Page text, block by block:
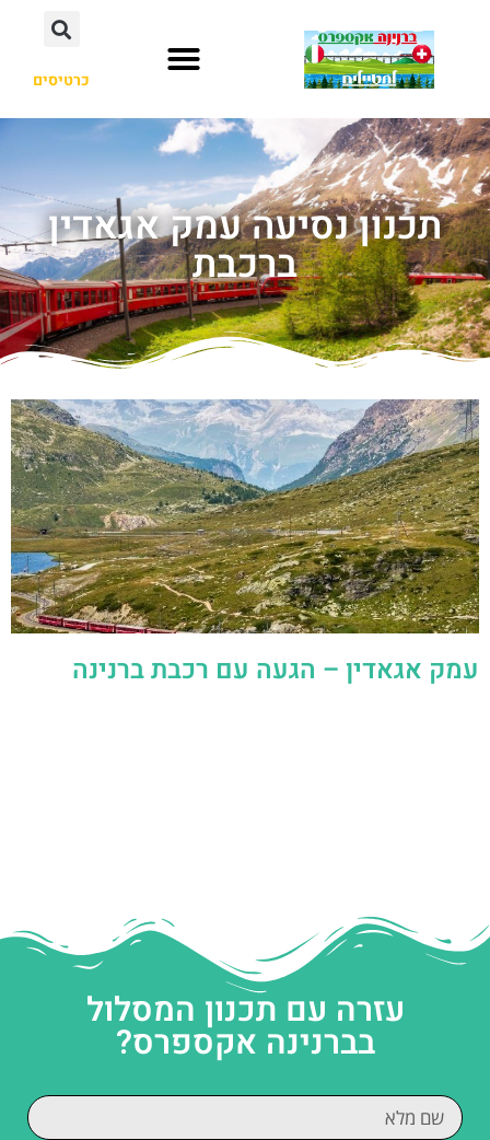
כרטיסים
תכנון נסיעה עמק אגאדין
ברכבת
עמק אגאדין – הגעה עם רכבת ברנינה
עזרה עם תכנון המסלול
בברנינה אקספרס?